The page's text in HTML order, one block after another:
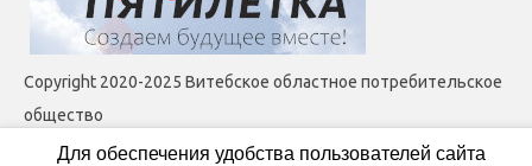
Copyright 2020-2025 Витебское областное потребительское
общество
Для обеспечения удобства пользователей сайта